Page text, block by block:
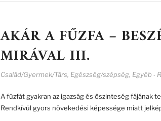
AKÁR A FŰZFA –
MIRÁVAL III.
Család/Gyermek/Társ, Egészség/szépség, Egyéb -
A fűzfát gyakran az igazság és őszinteség fájának
Rendkívül gyors növekedési képessége miatt